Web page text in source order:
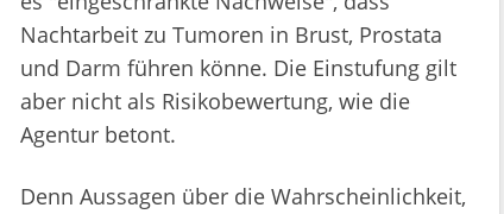
Nachtarbeit zu Tumoren in Brust, Prostata
und Darm führen könne. Die Einstufung gilt
aber nicht als Risikobewertung, wie die
Agentur betont.
Denn Aussagen über die Wahrscheinlichkeit,